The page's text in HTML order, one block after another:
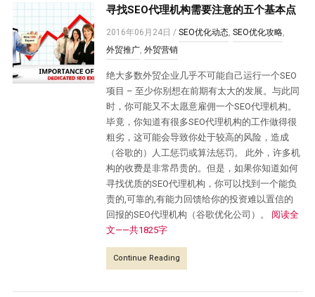
寻找SEO代理机构需要注意的五个基本点
2016年06月24日 /SEO优化动态,SEO优化攻略,
外贸推广,外贸营销
绝大多数外贸企业几乎不可能自己运行一个SEO
项目 – 至少你别想在前期有太大的发展。与此同
时，你可能又不太愿意雇佣一个SEO代理机构。
毕竟，你知道有很多SEO代理机构的工作做得很
粗劣，这可能会导致你处于较高的风险，造成
（谷歌的）人工惩罚或算法惩罚。 此外，许多机
构的收费是非常昂贵的。但是，如果你知道如何
寻找优质的SEO代理机构，你可以找到一个能负
责的,可靠的,有能力回馈给你的投资难以置信的
回报的SEO代理机构（谷歌优化公司）。 阅读全
文——共1825字
Continue Reading